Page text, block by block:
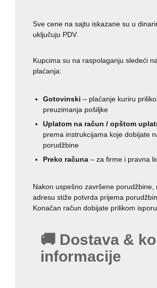
Sve cene na sajtu iskazane su u
uključuju PDV.
Kupcima su na raspolaganju sledeći
plaćanja:
Gotovinski – plaćanje kuriru
preuzimanja pošiljke
Uplatom na račun / opštom
prema instrukcijama koje dobijate
porudžbine
Preko računa– za firme i pravna
Nakon uspešno završene porudžbine,
adresu stiže potvrda prijema
Konačan račun dobijate prilikom
🚚 Dostava &
informacije